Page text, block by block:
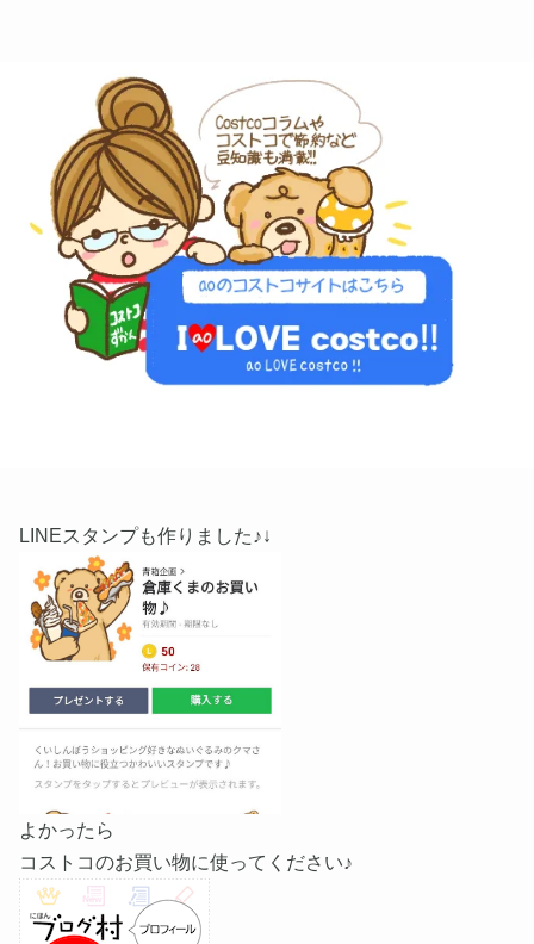
LINEスタンプも作りました♪↓
よかったら
コストコのお買い物に使ってください♪